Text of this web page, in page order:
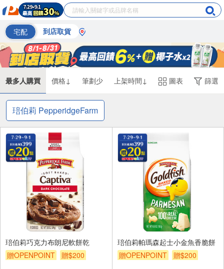
宅配 到店取貨
最多人購買 價格↓ 筆劃少 上架時間↓ 圖表 篩選
琣伯莉 PepperidgeFarm
琣伯莉巧克力布朗尼軟餅乾
贈OPENPOINT
贈$200
琣伯莉帕瑪森起士小金魚香脆餅
贈OPENPOINT
贈$200